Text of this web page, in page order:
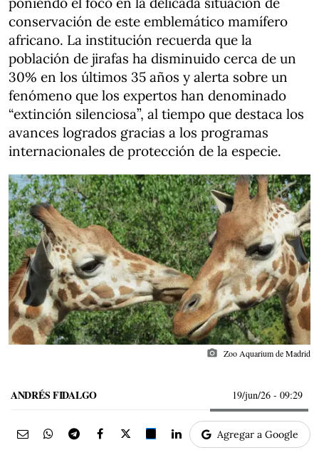
conservación de este emblemático mamífero
africano. La institución recuerda que la
población de jirafas ha disminuido cerca de un
30% en los últimos 35 años y alerta sobre un
fenómeno que los expertos han denominado
“extinción silenciosa”, al tiempo que destaca los
avances logrados gracias a los programas
internacionales de protección de la especie.
photo_camera Zoo Aquarium de Madrid
ANDRÉS FIDALGO 19/jun/26 - 09:29
Agregar a Google